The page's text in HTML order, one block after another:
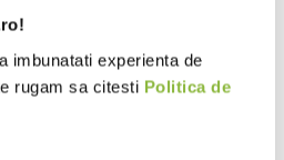
imbunatati experienta de
rugam sa citesti Politica de